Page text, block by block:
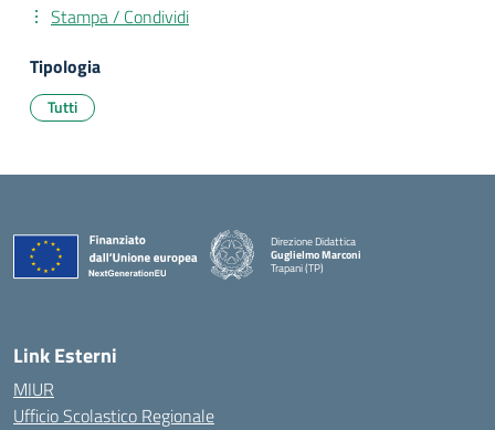
Stampa / Condividi
Tipologia
Tutti
Direzione Didattica
Guglielmo Marconi
Trapani (TP)
Link Esterni
MIUR
Ufficio Scolastico Regionale